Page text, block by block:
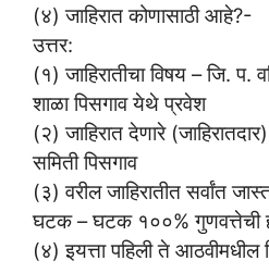
(४) जाहिरात कोणासाठी आहे?-
उत्तर:
(१) जाहिरातीचा विषय – जि. प.
शाळा पिसगाव येथे प्रवेश
(२) जाहिरात देणारे
समिती पिसगाव
(३) वरील जाहिरातीत सर्वांत
घटक – घटक १००% गुणवत्तेची
(४) इयत्ता पहिली ते आठवीमधील